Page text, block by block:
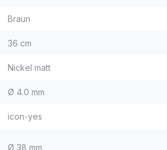
Braun
36 cm
Nickel matt
Ø 4.0 mm
icon-yes
Ø 38 mm